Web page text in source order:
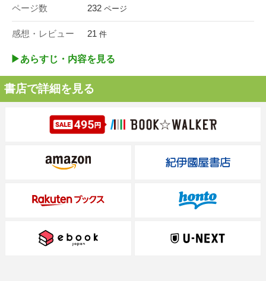
ページ数 232 ページ
感想・レビュー 21 件
▶︎あらすじ・内容を見る
書店で詳細を見る